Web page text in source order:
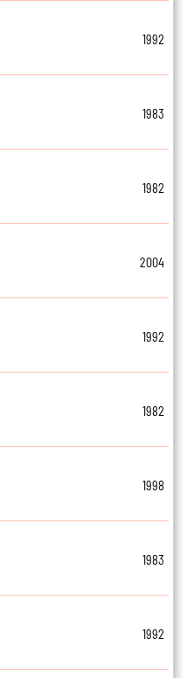
1992
1983
1982
2004
1992
1982
1998
1983
1992